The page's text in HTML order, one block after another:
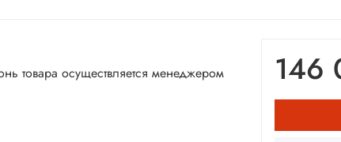
товара осуществляется менеджером 146